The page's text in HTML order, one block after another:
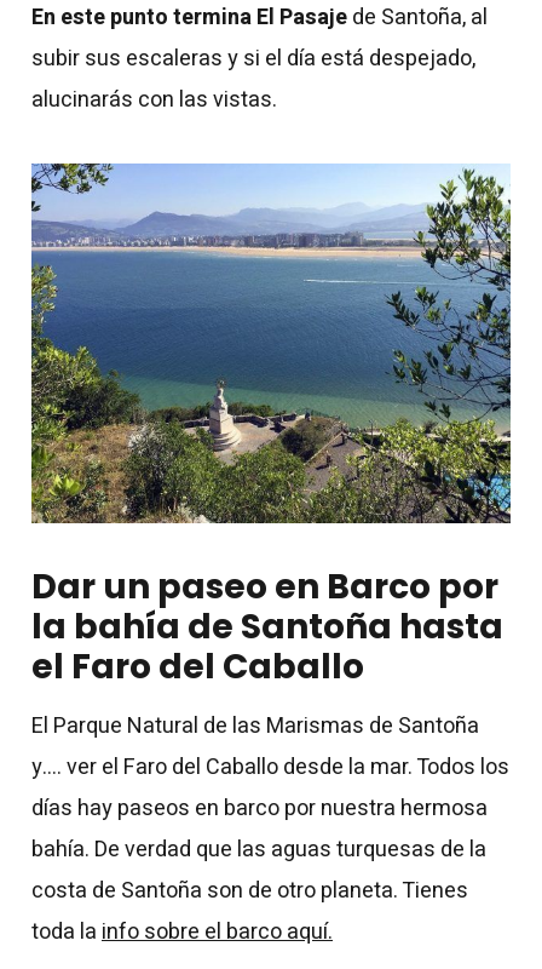
En este punto termina El Pasajede Santoña, al
subir sus escaleras y si el día está despejado,
alucinarás con las vistas.
Dar un paseo en Barco por
la bahía de Santoña hasta
el Faro del Caballo
El Parque Natural de las Marismas de Santoña
y…. ver el Faro del Caballo desde la mar. Todos los
días hay paseos en barco por nuestra hermosa
bahía. De verdad que las aguas turquesas de la
costa de Santoña son de otro planeta. Tienes
toda lainfo sobre el barco aquí.